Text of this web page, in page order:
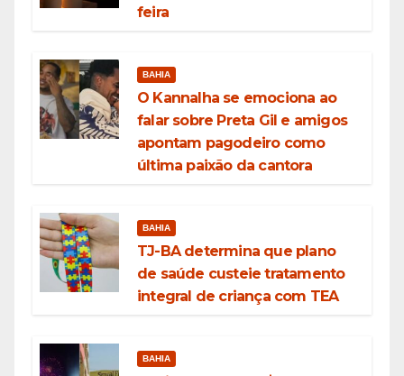
feira
BAHIA
O Kannalha se emociona ao
falar sobre Preta Gil e amigos
apontam pagodeiro como
última paixão da cantora
BAHIA
TJ-BA determina que plano
de saúde custeie tratamento
integral de criança com TEA
BAHIA